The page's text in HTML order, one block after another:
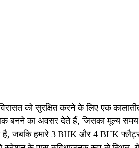
को सुरक्षित करने के लिए एक
बनने का अवसर देते हैं, जिसका मूल्य
है, जबकि हमारे 3 BHK और 4 BHK